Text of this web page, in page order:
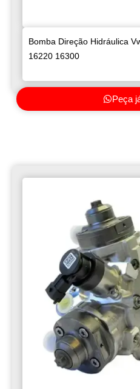
Bomba Direção Hidráulica
16220 16300
Peça